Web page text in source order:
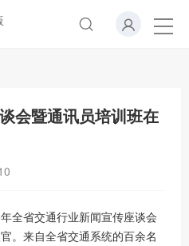
会暨通讯员培训班在
省交通行业新闻宣传座谈会
。来自全省交通系统的百余名